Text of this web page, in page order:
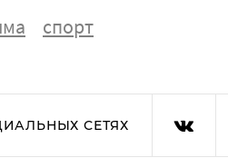
спорт
СЕТЯХ